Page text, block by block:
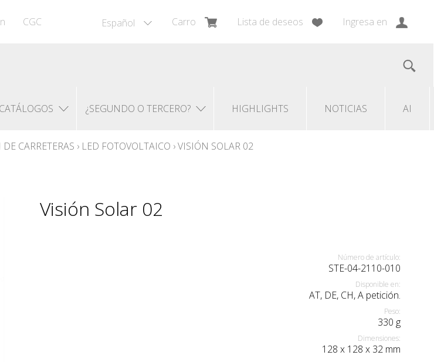
Español Carro Lista de deseos Ingresa en
CGC
CATÁLOGOS ¿SEGUNDO O TERCERO? HIGHLIGHTS NOTICIAS AI
CARRETERAS › LED FOTOVOLTAICO ›VISIÓN SOLAR 02
Visión Solar 02
Número de artículo:
STE-04-2110-010
Disponible en:
AT, DE, CH, A petición.
Peso:
330 g
Dimensiones:
128 x 128 x 32 mm